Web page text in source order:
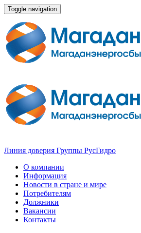
Toggle navigation
Линия доверия Группы РусГидро
О компании
Информация
Новости в стране и мире
Потребителям
Должники
Вакансии
Контакты